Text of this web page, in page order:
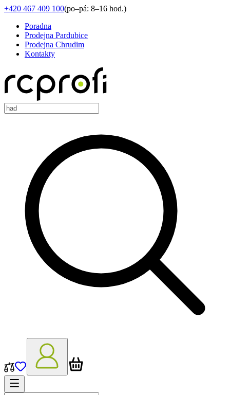
+420 467 409 100(po–pá: 8–16 hod.)
Poradna
Prodejna Pardubice
Prodejna Chrudim
Kontakty